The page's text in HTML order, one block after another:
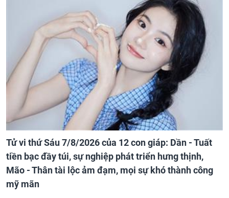
Tử vi thứ Sáu 7/8/2026 của 12 con giáp: Dần - Tuất
tiền bạc đầy túi, sự nghiệp phát triển hưng thịnh,
Mão - Thân tài lộc ảm đạm, mọi sự khó thành công
mỹ mãn